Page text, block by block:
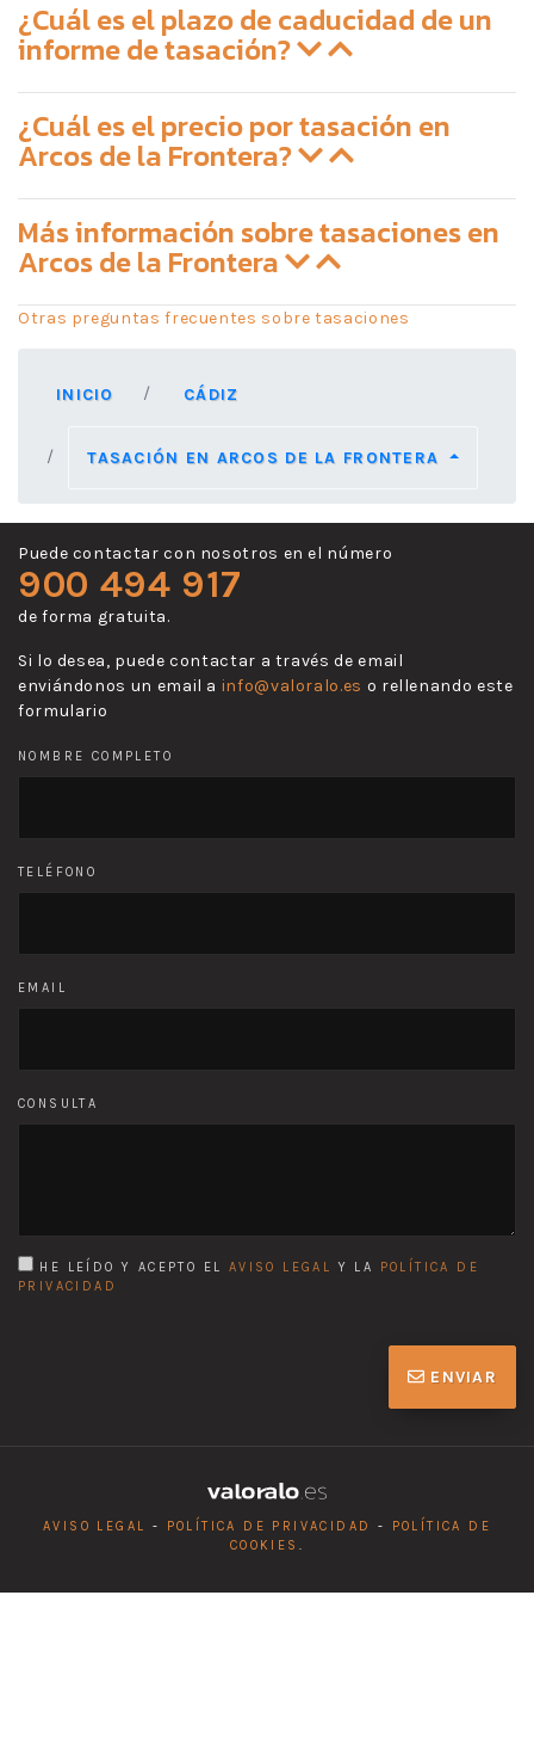
¿Cuál es el plazo de caducidad de un
informe de tasación?
¿Cuál es el precio por tasación en
Arcos de la Frontera?
Más información sobre tasaciones en
Arcos de la Frontera
Otras preguntas frecuentes sobre tasaciones
INICIO CÁDIZ
TASACIÓN EN ARCOS DE LA FRONTERA
Puede contactar con nosotros en el número
900 494 917
de forma gratuita.
Si lo desea, puede contactar a través de email
enviándonos un email a info@valoralo.es o rellenando este
formulario
NOMBRE COMPLETO
TELÉFONO
EMAIL
CONSULTA
HE LEÍDO Y ACEPTO EL AVISO LEGAL Y LA
POLÍTICA DE
PRIVACIDAD
ENVIAR
AVISO LEGAL - POLÍTICA DE PRIVACIDAD -
POLÍTICA DE
COOKIES .